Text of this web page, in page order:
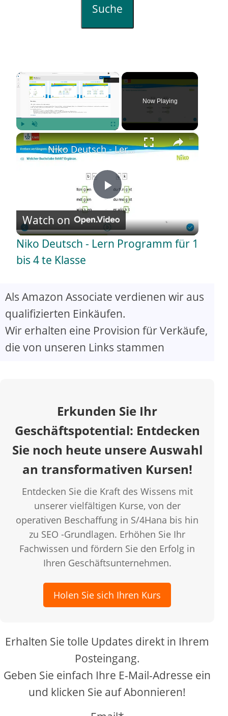
Suche
×
Play Unmute Fullscreen
Now Playing
×
P
l
y
V
i
e
o
Niko Deutsch - Lern Programm für 1 bis 4 te Klasse
Watch on
Niko Deutsch - Lern Programm für 1
bis 4 te Klasse
Als Amazon Associate verdienen wir aus
qualifizierten Einkäufen.
Wir erhalten eine Provision für Verkäufe,
die von unseren Links stammen
Erkunden Sie Ihr
Geschäftspotential: Entdecken
Sie noch heute unsere Auswahl
an transformativen Kursen!
Entdecken Sie die Kraft des Wissens mit
unserer vielfältigen Kurse, von der
operativen Beschaffung in S/4Hana bis hin
zu SEO -Grundlagen. Erhöhen Sie Ihr
Fachwissen und fördern Sie den Erfolg in
Ihren Geschäftsunternehmen.
Holen Sie sich Ihren Kurs
Erhalten Sie tolle Updates direkt in Ihrem
Posteingang.
Geben Sie einfach Ihre E-Mail-Adresse ein
und klicken Sie auf Abonnieren!